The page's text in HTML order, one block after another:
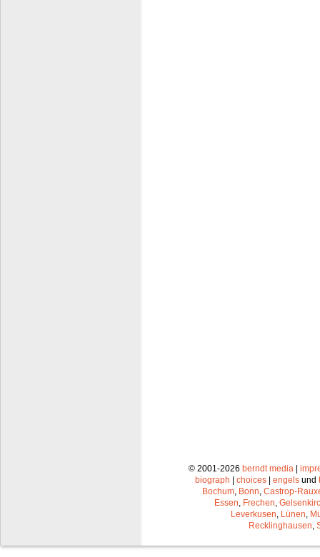
© 2001-2026 berndt media |
biograph | choices | engels und
Bochum Bonn Castrop-
Essen Frechen
Leverkusen Lünen
Recklinghausen